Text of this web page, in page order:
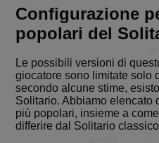
Configurazione
popolari del
Le possibili versioni di
giocatore sono limitate solo
secondo alcune stime,
Solitario. Abbiamo elencato
più popolari, insieme a
differire dal Solitario